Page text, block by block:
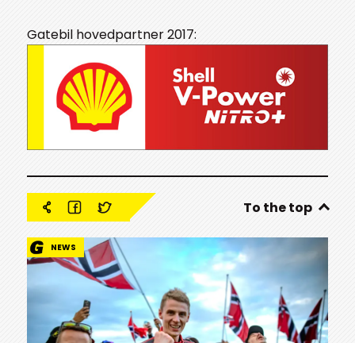
Gatebil hovedpartner 2017:
To the top
NEWS